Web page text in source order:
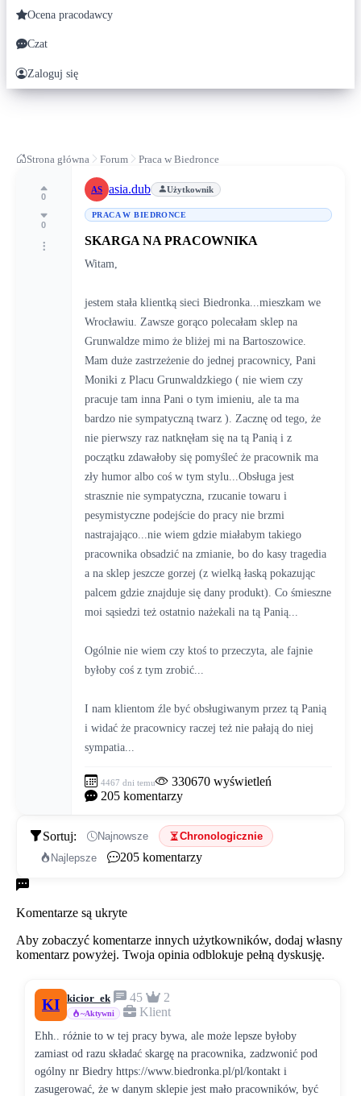
Ocena pracodawcy
Czat
Zaloguj się
Strona główna Forum Praca w Biedronce
0
0
AS asia.dub Użytkownik
PRACA W BIEDRONCE
SKARGA NA PRACOWNIKA
Witam,
jestem stała klientką sieci Biedronka...mieszkam we
Wrocławiu. Zawsze gorąco polecałam sklep na
Grunwaldze mimo że bliżej mi na Bartoszowice.
Mam duże zastrzeżenie do jednej pracownicy, Pani
Moniki z Placu Grunwaldzkiego ( nie wiem czy
pracuje tam inna Pani o tym imieniu, ale ta ma
bardzo nie sympatyczną twarz ). Zacznę od tego, że
nie pierwszy raz natknęłam się na tą Panią i z
początku zdawałoby się pomyśleć że pracownik ma
zły humor albo coś w tym stylu...Obsługa jest
strasznie nie sympatyczna, rzucanie towaru i
pesymistyczne podejście do pracy nie brzmi
nastrajająco...nie wiem gdzie miałabym takiego
pracownika obsadzić na zmianie, bo do kasy tragedia
a na sklep jeszcze gorzej (z wielką łaską pokazując
palcem gdzie znajduje się dany produkt). Co śmieszne
moi sąsiedzi też ostatnio nażekali na tą Panią...
Ogólnie nie wiem czy ktoś to przeczyta, ale fajnie
byłoby coś z tym zrobić...
I nam klientom źle być obsługiwanym przez tą Panią
i widać że pracownicy raczej też nie pałają do niej
sympatia...
4467 dni temu 330670 wyświetleń
205 komentarzy
Sortuj: Najnowsze
Chronologicznie
Najlepsze
205 komentarzy
Komentarze
Komentarze są ukryte
Aby zobaczyć komentarze innych użytkowników, dodaj własny
komentarz powyżej. Twoja opinia odblokuje pełną dyskusję.
KI kicior_ek 45 2
~Aktywni Klient
Ehh.. różnie to w tej pracy bywa, ale może lepsze byłoby
zamiast od razu składać skargę na pracownika, zadzwonić pod
ogólny nr Biedry https://www.biedronka.pl/pl/kontakt i
zasugerować, że w danym sklepie jest mało pracowników, być